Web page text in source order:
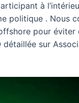
à
politique . Nous
pour
sur